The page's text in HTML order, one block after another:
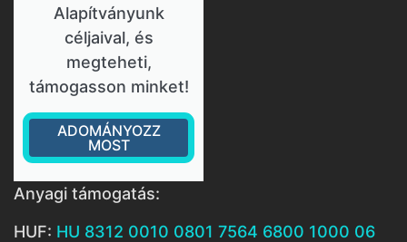
Alapítványunk
céljaival, és
megteheti,
támogasson minket!
ADOMÁNYOZZ
MOST
Anyagi támogatás:
HUF: HU 8312 0010 0801 7564 6800 1000 06